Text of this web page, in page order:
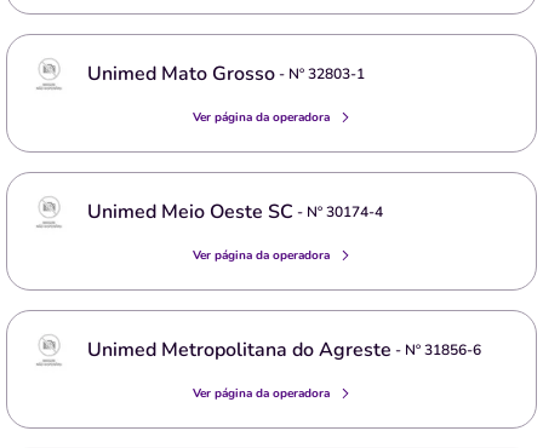
Unimed Mato Grosso- Nº32803-1
Ver página da operadora
Unimed Meio Oeste SC - Nº30174-4
Ver página da operadora
Unimed Metropolitana do Agreste - Nº31856-6
Ver página da operadora